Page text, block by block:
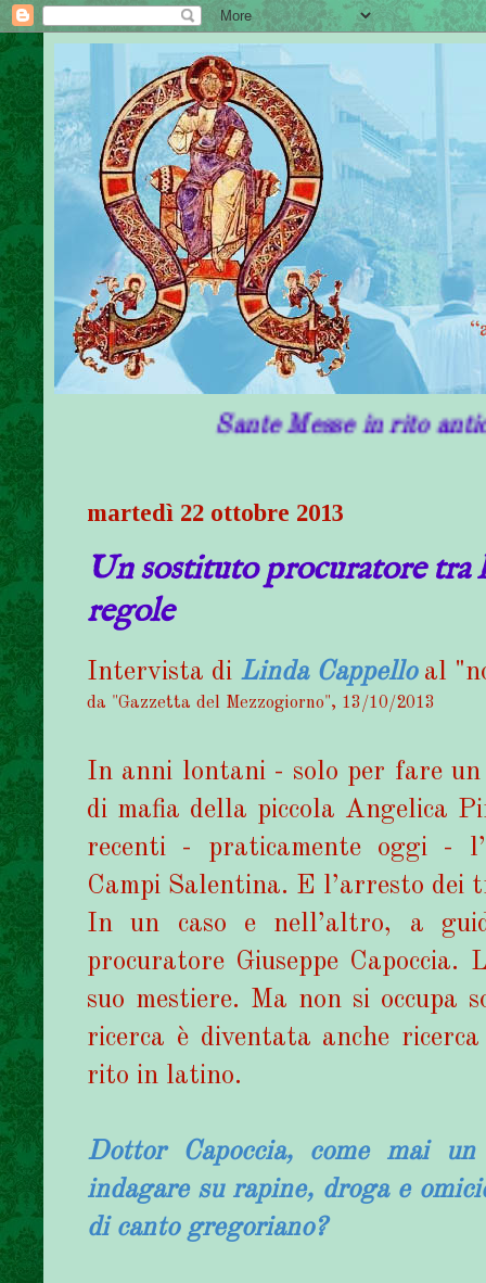
Sante Messe in rito antico in
martedì 22 ottobre 2013
Un sostituto procuratore
regole
Intervista di Linda Cappelloal
da "Gazzetta del Mezzogiorno", 13/10/2013
In anni lontani - solo per fare un
di mafia della piccola Angelica
recenti - praticamente oggi -
Campi Salentina. E l’arresto dei
In un caso e nell’altro, a
procuratore Giuseppe
suo mestiere. Ma non si occupa
ricerca è diventata anche
rito in latino.
Dottor Capoccia, come mai
indagare su rapine, droga e
di canto gregoriano?